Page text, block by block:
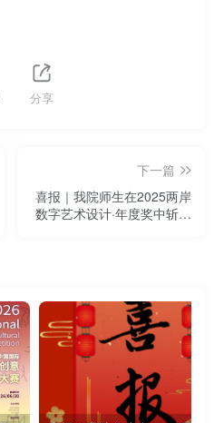
分享
下一篇
喜报｜我院师生在2025两岸
数字艺术设计·年度奖中斩获